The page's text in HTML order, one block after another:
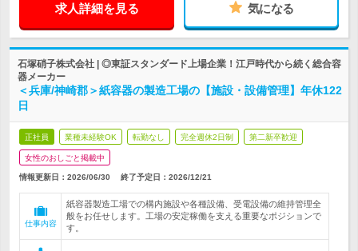
求人詳細を見る 気になる
石塚硝子株式会社 | ◎東証スタンダード上場企業！江戸時代から続く総合容
器メーカー
＜兵庫/神崎郡＞紙容器の製造工場の【施設・設備管理】年休122
日
正社員 業種未経験OK 転勤なし 完全週休2日制 第二新卒歓迎
女性のおしごと掲載中
情報更新日：2026/06/30 終了予定日： 2026/12/21
仕事内容
紙容器製造工場での構内施設や各種設備、受電設備の維持管理全
般をお任せします。工場の安定稼働を支える重要なポジションで
す。